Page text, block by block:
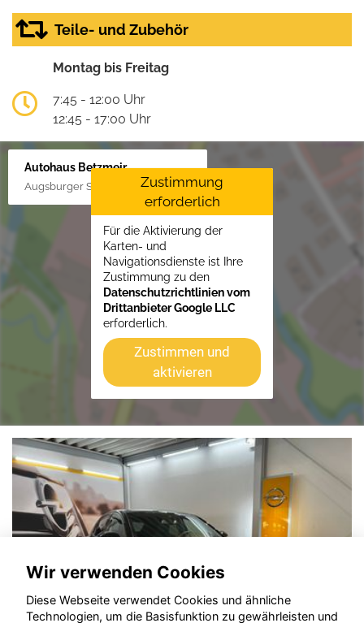
Teile- und Zubehör
Montag bis Freitag
7:45 - 12:00 Uhr
12:45 - 17:00 Uhr
Autohaus Betzmeir
Augsburger Str. 33, 86551 Aichach
Zustimmung
erforderlich
Für die Aktivierung der
Karten- und
Navigationsdienste ist Ihre
Zustimmung zu den
Datenschutzrichtlinien vom
Drittanbieter Google LLC
erforderlich.
Zustimmen und
aktivieren
Wir verwenden Cookies
Diese Webseite verwendet Cookies und ähnliche
Technologien, um die Basisfunktion zu gewährleisten und